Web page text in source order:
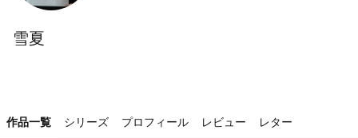
雪夏
作品一覧 シリーズ プロフィール レビュー レター